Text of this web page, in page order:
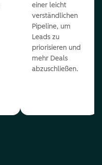
einer leicht
verständlichen
Pipeline, um
Leads zu
priorisieren und
mehr Deals
abzuschließen.